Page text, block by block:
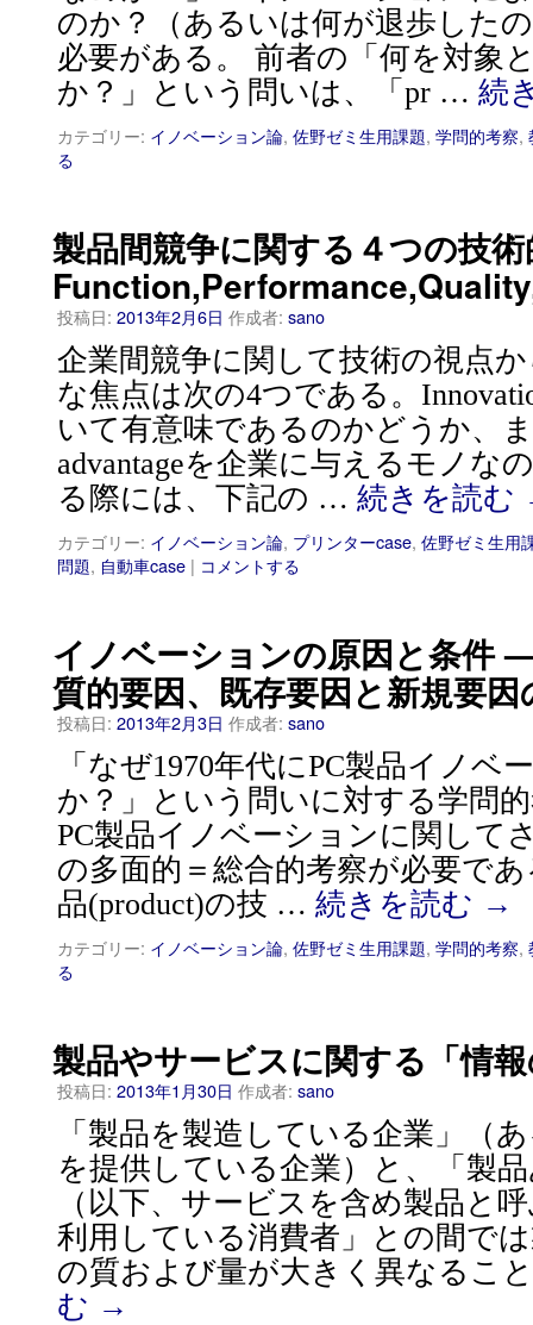
のか？（あるいは何が退歩した
必要がある。 前者の「何を対象
か？」という問いは、「pr … 続
カテゴリー: イノベーション論, 佐野ゼミ生用課題, 学問的考察,
る
製品間競争に関する４つの技
投稿日: 2013年2月6日 作成者: sano
企業間競争に関して技術の視点
な焦点は次の4つである。
いて有意味であるのかどうか、
advantageを企業に与えるモノな
る際には、下記の … 続きを読む
カテゴリー: イノベーション論, プリンターcase, 佐野ゼミ生用
問題, 自動車case | コメントする
イノベーションの原因と条件
質的要因、既存要因と新規要因
投稿日: 2013年2月3日 作成者: sano
「なぜ1970年代にPC製品イノベ
か？」という問いに対する学問
PC製品イノベーションに関して
の多面的＝総合的考察が必要で
品(product)の技 … 続きを読む →
カテゴリー: イノベーション論, 佐野ゼミ生用課題, 学問的考察,
る
製品やサービスに関する「情
投稿日: 2013年1月30日 作成者: sano
「製品を製造している企業」（
を提供している企業）と、「製
（以下、サービスを含め製品と
利用している消費者」との間で
の質および量が大きく異なるこ
む →